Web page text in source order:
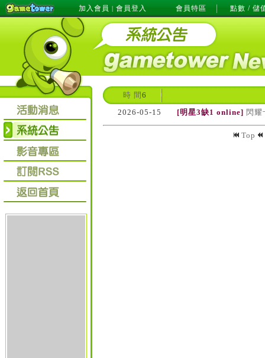
加入會員 | 會員登入 會員特區 點數 / 儲
時 間 6
2026-05-15
[明星3缺1 online] 閃耀
Top